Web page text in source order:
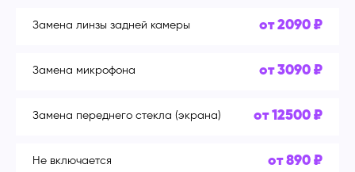
Замена линзы задней камеры от 2090 ₽
Замена микрофона от 3090 ₽
Замена переднего стекла (экрана) от 12500 ₽
Не включается от 890 ₽